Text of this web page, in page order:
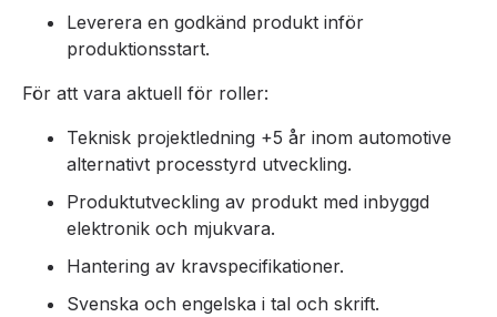
Leverera en godkänd produkt inför
produktionsstart.
För att vara aktuell för roller:
Teknisk projektledning +5 år inom automotive
alternativt processtyrd utveckling.
Produktutveckling av produkt med inbyggd
elektronik och mjukvara.
Hantering av kravspecifikationer.
Svenska och engelska i tal och skrift.